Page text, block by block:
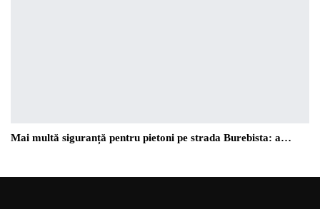
Mai multă siguranță pentru pietoni pe strada Burebista: a…